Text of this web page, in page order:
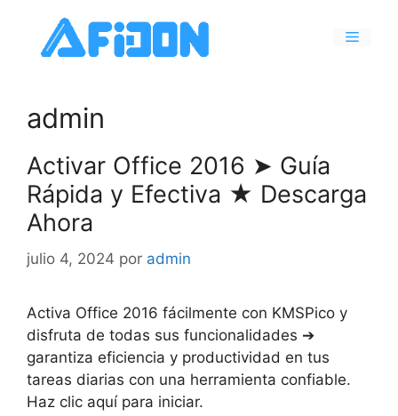
contenido
Menú
admin
Activar Office 2016 ➤ Guía
Rápida y Efectiva ★ Descarga
Ahora
julio 4, 2024 por admin
Activa Office 2016 fácilmente con KMSPico y
disfruta de todas sus funcionalidades ➔
garantiza eficiencia y productividad en tus
tareas diarias con una herramienta confiable.
Haz clic aquí para iniciar.